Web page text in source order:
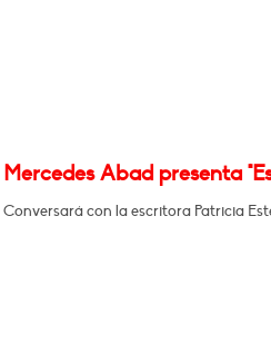
Mercedes Abad presenta
Conversará con la escritora Patricia